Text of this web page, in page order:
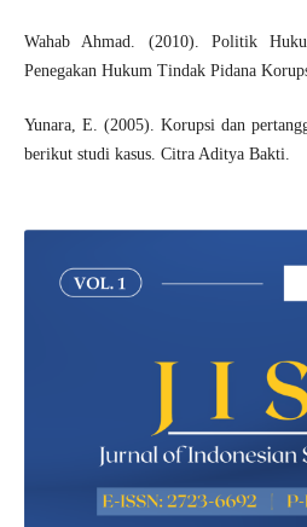
Wahab Ahmad. (2010). Politik
Penegakan Hukum Tindak Pidana
Yunara, E. (2005). Korupsi dan
berikut studi kasus. Citra Aditya Bakti.